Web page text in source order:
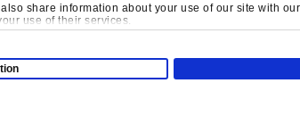
share information about your use of our site with
use of their services.